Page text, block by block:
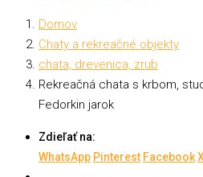
Domov
Chaty a rekreačné objekty
chata, drevenica, zrub
Rekreačná chata s krbom,
Fedorkin jarok
Zdieľať na:
WhatsApp Pinterest Facebook